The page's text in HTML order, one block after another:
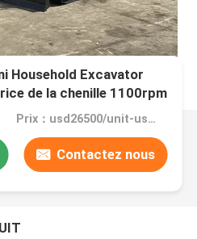
Household Excavator
de la chenille 1100rpm
Prix：usd26500/unit-usd32500/unit
Contactez nous